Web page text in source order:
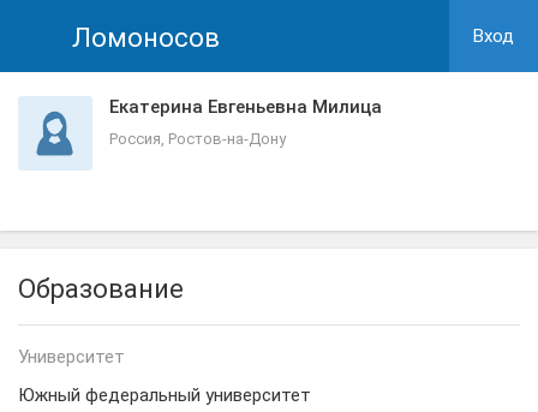
Ломоносов Вход
Екатерина Евгеньевна Милица
Россия, Ростов-на-Дону
Образование
Университет
Южный федеральный университет